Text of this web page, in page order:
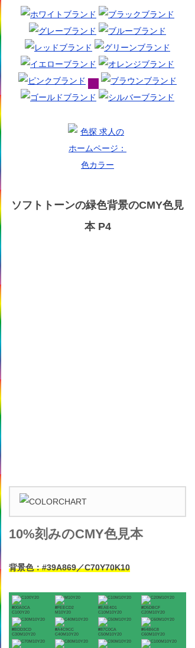
ソフトトーンの緑色背景のCMY色見
本 P4
10%刻みのCMY色見本
背景色：#39A869／C70Y70K10
#00A0CA
C100Y20
#FEECD2
M10Y20
#EAE4D1
C10M10Y20
#D5DBCF
C20M10Y20
#BDD3CD
C30M10Y20
#A4C9CC
C40M10Y20
#87C0CA
C50M10Y20
#64B6C8
C60M10Y20